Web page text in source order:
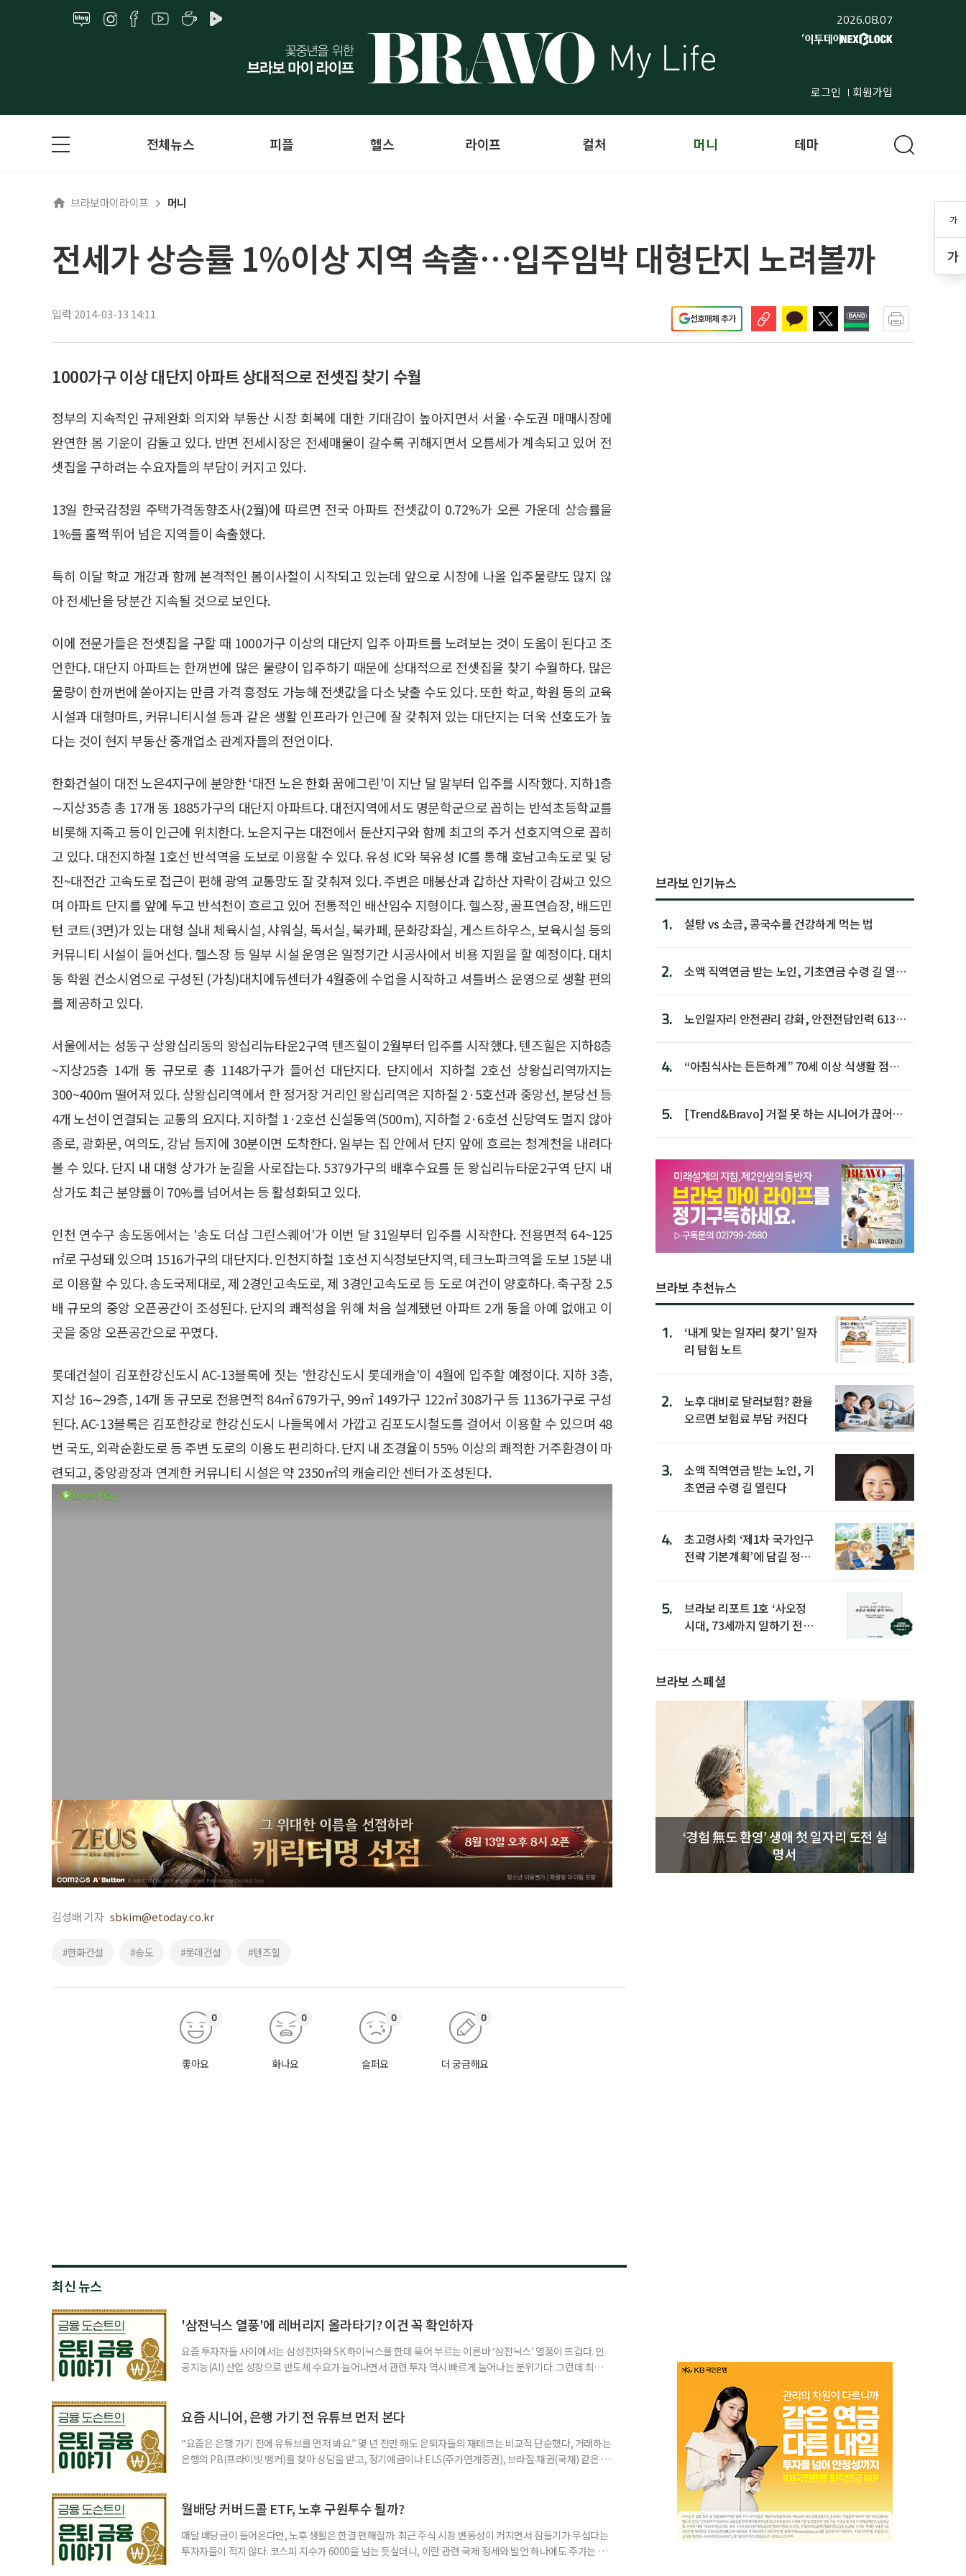
2026.08.07
로그인 회원가입
가
가
전체뉴스 피플 헬스 라이프 컬처 머니 테마
브라보마이라이프 머니
전세가 상승률 1%이상 지역 속출…입주임박 대형단지 노려볼까
입력 2014-03-13 14:11 선호매체 추가
1000가구 이상 대단지 아파트 상대적으로 전셋집 찾기 수월
정부의 지속적인 규제완화 의지와 부동산 시장 회복에 대한 기대감이 높아지면서 서울·수도권 매매시장에
완연한 봄 기운이 감돌고 있다. 반면 전세시장은 전세매물이 갈수록 귀해지면서 오름세가 계속되고 있어 전
셋집을 구하려는 수요자들의 부담이 커지고 있다.
13일 한국감정원 주택가격동향조사(2월)에 따르면 전국 아파트 전셋값이 0.72%가 오른 가운데 상승률을
1%를 훌쩍 뛰어 넘은 지역들이 속출했다.
특히 이달 학교 개강과 함께 본격적인 봄이사철이 시작되고 있는데 앞으로 시장에 나올 입주물량도 많지 않
아 전세난을 당분간 지속될 것으로 보인다.
이에 전문가들은 전셋집을 구할 때 1000가구 이상의 대단지 입주 아파트를 노려보는 것이 도움이 된다고 조
언한다. 대단지 아파트는 한꺼번에 많은 물량이 입주하기 때문에 상대적으로 전셋집을 찾기 수월하다. 많은
물량이 한꺼번에 쏟아지는 만큼 가격 흥정도 가능해 전셋값을 다소 낮출 수도 있다. 또한 학교, 학원 등의 교육
시설과 대형마트, 커뮤니티시설 등과 같은 생활 인프라가 인근에 잘 갖춰져 있는 대단지는 더욱 선호도가 높
다는 것이 현지 부동산 중개업소 관계자들의 전언이다.
한화건설이 대전 노은4지구에 분양한 ‘대전 노은 한화 꿈에그린’이 지난 달 말부터 입주를 시작했다. 지하1층
∼지상35층 총 17개 동 1885가구의 대단지 아파트다. 대전지역에서도 명문학군으로 꼽히는 반석초등학교를
비롯해 지족고 등이 인근에 위치한다. 노은지구는 대전에서 둔산지구와 함께 최고의 주거 선호지역으로 꼽히
고 있다. 대전지하철 1호선 반석역을 도보로 이용할 수 있다. 유성 IC와 북유성 IC를 통해 호남고속도로 및 당
진~대전간 고속도로 접근이 편해 광역 교통망도 잘 갖춰져 있다. 주변은 매봉산과 갑하산 자락이 감싸고 있으
며 아파트 단지를 앞에 두고 반석천이 흐르고 있어 전통적인 배산임수 지형이다. 헬스장, 골프연습장, 배드민
턴 코트(3면)가 있는 대형 실내 체육시설, 샤워실, 독서실, 북카페, 문화강좌실, 게스트하우스, 보육시설 등의
커뮤니티 시설이 들어선다. 헬스장 등 일부 시설 운영은 일정기간 시공사에서 비용 지원을 할 예정이다. 대치
동 학원 컨소시엄으로 구성된 (가칭)대치에듀센터가 4월중에 수업을 시작하고 셔틀버스 운영으로 생활 편의
를 제공하고 있다.
서울에서는 성동구 상왕십리동의 왕십리뉴타운2구역 텐즈힐이 2월부터 입주를 시작했다. 텐즈힐은 지하8층
~지상25층 14개 동 규모로 총 1148가구가 들어선 대단지다. 단지에서 지하철 2호선 상왕십리역까지는
300~400m 떨어져 있다. 상왕십리역에서 한 정거장 거리인 왕십리역은 지하철 2·5호선과 중앙선, 분당선 등
4개 노선이 연결되는 교통의 요지다. 지하철 1·2호선 신설동역(500m), 지하철 2·6호선 신당역도 멀지 않아
종로, 광화문, 여의도, 강남 등지에 30분이면 도착한다. 일부는 집 안에서 단지 앞에 흐르는 청계천을 내려다
볼 수 있다. 단지 내 대형 상가가 눈길을 사로잡는다. 5379가구의 배후수요를 둔 왕십리뉴타운2구역 단지 내
상가도 최근 분양률이 70%를 넘어서는 등 활성화되고 있다.
인천 연수구 송도동에서는 '송도 더샵 그린스퀘어'가 이번 달 31일부터 입주를 시작한다. 전용면적 64~125
㎡로 구성돼 있으며 1516가구의 대단지다. 인천지하철 1호선 지식정보단지역, 테크노파크역을 도보 15분 내
로 이용할 수 있다. 송도국제대로, 제 2경인고속도로, 제 3경인고속도로 등 도로 여건이 양호하다. 축구장 2.5
배 규모의 중앙 오픈공간이 조성된다. 단지의 쾌적성을 위해 처음 설계됐던 아파트 2개 동을 아예 없애고 이
곳을 중앙 오픈공간으로 꾸몄다.
롯데건설이 김포한강신도시 AC-13블록에 짓는 '한강신도시 롯데캐슬'이 4월에 입주할 예정이다. 지하 3층,
지상 16∼29층, 14개 동 규모로 전용면적 84㎡ 679가구, 99㎡ 149가구 122㎡ 308가구 등 1136가구로 구성
된다. AC-13블록은 김포한강로 한강신도시 나들목에서 가깝고 김포도시철도를 걸어서 이용할 수 있으며 48
번 국도, 외곽순환도로 등 주변 도로의 이용도 편리하다. 단지 내 조경율이 55% 이상의 쾌적한 거주환경이 마
련되고, 중앙광장과 연계한 커뮤니티 시설은 약 2350㎡의 캐슬리안 센터가 조성된다.
김성배 기자 sbkim@etoday.co.kr
#한화건설 #송도 #롯데건설 #텐즈힐
좋아요
0
화나요
0
슬퍼요
0
더 궁금해요
0
최신 뉴스
'삼전닉스 열풍'에 레버리지 올라타기? 이건 꼭 확인하자
요즘 투자자들 사이에서는 삼성전자와 SK 하이닉스를 한데 묶어 부르는 이른바 ‘삼전닉스’ 열풍이 뜨겁다. 인
공지능(AI) 산업 성장으로 반도체 수요가 늘어나면서 관련 투자 역시 빠르게 늘어나는 분위기다. 그런데 최근
투자자라면 반드시 알아야 할 핵심 위험 요소를 짚어본다. 수익도 2배, 손실도 2배… 레버리지의 두 얼
요즘 시니어, 은행 가기 전 유튜브 먼저 본다
“요즘은 은행 가기 전에 유튜브를 먼저 봐요.” 몇 년 전만 해도 은퇴자들의 재테크는 비교적 단순했다, 거래하는
은행의 PB(프라이빗 뱅커)를 찾아 상담을 받고, 정기예금이나 ELS(주가연계증권), 브라질 채권(국채) 같은 고
브에서 정보를 서울에 사는 60대 A 씨는 최근 IRP(개인형퇴직연금) 계좌를 직접 손보기 시작했
월배당 커버드콜 ETF, 노후 구원투수 될까?
매달 배당금이 들어온다면, 노후 생활은 한결 편해질까. 최근 주식 시장 변동성이 커지면서 잠들기가 무섭다는
투자자들이 적지 않다. 코스피 지수가 6000을 넘는 듯싶더니, 이란 관련 국제 정세와 발언 하나에도 주가는 오
브라보 인기뉴스
1. 설탕 vs 소금, 콩국수를 건강하게 먹는 법
2.
소액 직역연금 받는 노인, 기초연금 수령 길 열린
3.
노인일자리 안전관리 강화, 안전전담인력 613명
4.
“아침식사는 든든하게” 70세 이상 식생활 점수
5.
[Trend&Bravo] 거절 못 하는 시니어가 끊어야
브라보 추천뉴스
1.
‘내게 맞는 일자리 찾기’ 일자
리 탐험 노트
2.
노후 대비로 달러보험? 환율
오르면 보험료 부담 커진다
3.
소액 직역연금 받는 노인, 기
초연금 수령 길 열린다
4.
초고령사회 ‘제1차 국가인구
전략 기본계획’에 담길 정책
5.
브라보 리포트 1호 ‘사오정
시대, 73세까지 일하기 전략’
브라보 스페셜
‘경험 無도 환영’ 생애 첫 일자리 도전 설
명서